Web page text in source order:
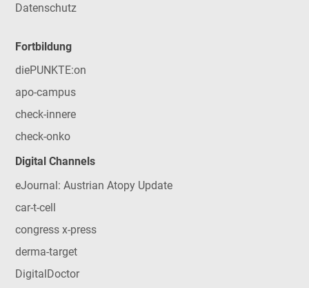
Datenschutz
Fortbildung
diePUNKTE:on
apo-campus
check-innere
check-onko
Digital Channels
eJournal: Austrian Atopy Update
car-t-cell
congress x-press
derma-target
DigitalDoctor